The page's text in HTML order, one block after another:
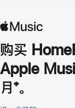
购买
Apple
月 脚
⁺。